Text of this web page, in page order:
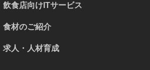
飲食店向けITサービス
食材のご紹介
求人・人材育成